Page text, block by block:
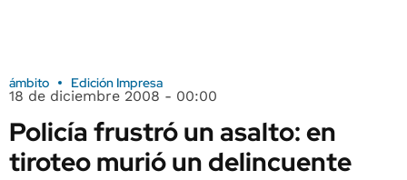
ámbito Edición Impresa
18 de diciembre 2008 - 00:00
Policía frustró un asalto: en
tiroteo murió un delincuente